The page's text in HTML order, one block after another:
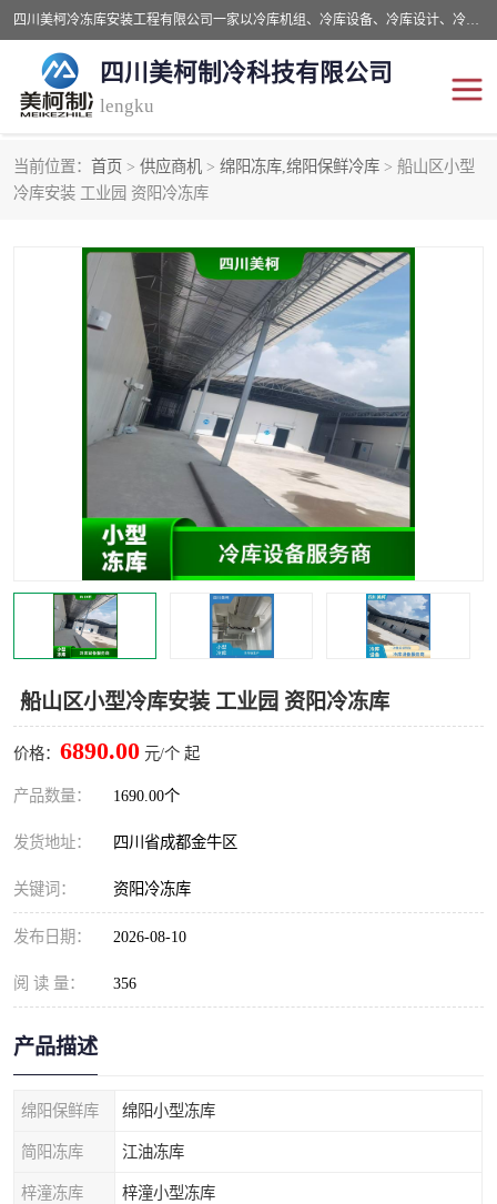
四川美柯冷冻库安装工程有限公司一家以冷库机组、冷库设备、冷库设计、冷冻库设备销售、冷库安装、冻库安装价格及技术服务为一体的综合企业，咨询热线：同等设备材料优惠10% 。公司各种类型安装组合式冷库、冷冻库、冷藏库、气调保鲜库、并提供成套设备供应、安装与调试、维护与维修、技术咨询、操作维修人员技术培训等
四川美柯制冷科技有限公司
lengku
当前位置： 首页 > 供应商机 > 绵阳冻库,绵阳保鲜冷库 > 船山区小型
冷库安装 工业园 资阳冷冻库
船山区小型冷库安装 工业园 资阳冷冻库
价格： 6890.00 元/个 起
产品数量： 1690.00个
发货地址： 四川省成都金牛区
关键词： 资阳冷冻库
发布日期： 2026-08-10
阅 读 量： 356
产品描述
绵阳保鲜库 绵阳小型冻库
简阳冻库 江油冻库
梓潼冻库 梓潼小型冻库
冷库安装，冷库价格
成都冻库，成都冻库价格 绵阳冻库,绵阳保鲜冷库
德阳冻库安装，德阳冷库 广元冻库安装,广元冻库造
价
南充冻库设计,南充冻库安 遂宁冻库
资阳冻库，资阳冻库安装 泸州冻库，泸州冷库
乐山冻库,乐山保鲜冷库 自贡冻库组装
雅安冷库,雅安冻库 攀枝花冻库
烘干冷链 冻库安装，小型冻库造价
内江冷库，内江冻库 宜宾冷库，宜宾冻库设备